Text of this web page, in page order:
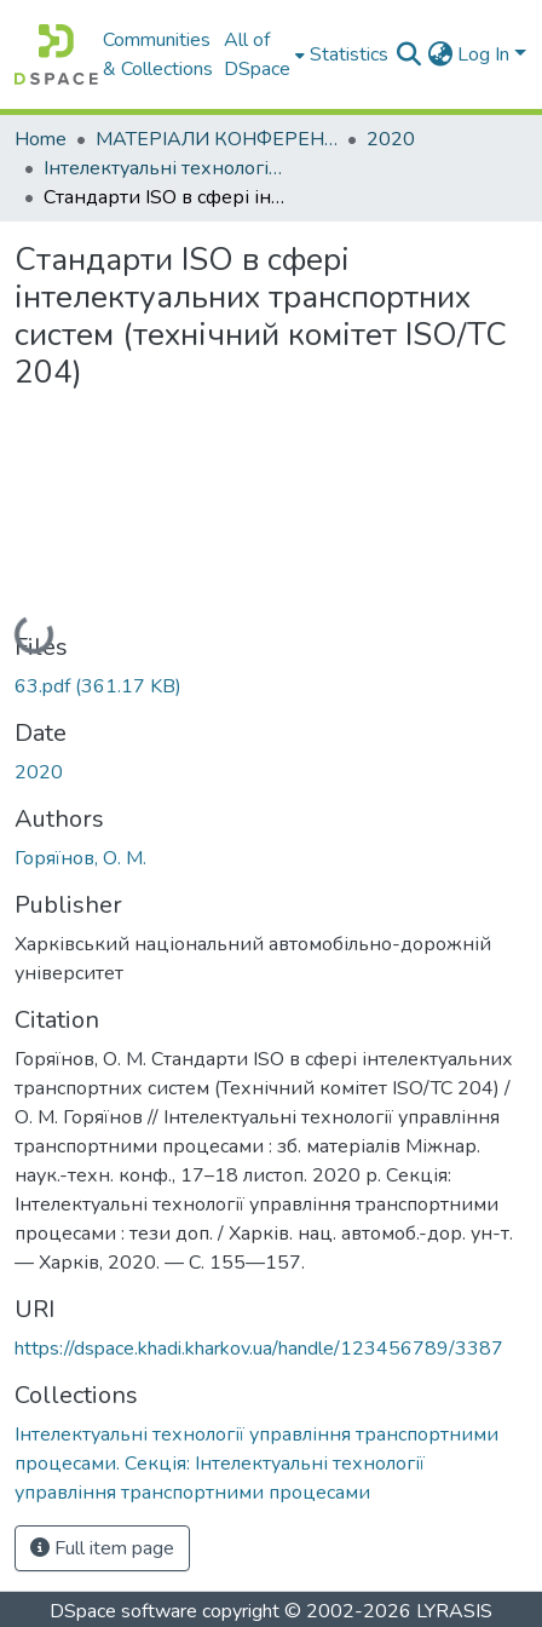
Communities
& Collections
All of
DSpace
Statistics Log In
Home МАТЕРІАЛИ КОНФЕРЕНЦІЙ
2020
Інтелектуальні технології управління транспортними процесами. Секція: Інтелектуальні технології управління транспортними процесами
Стандарти ISO в сфері інтелектуальних транспортних систем (технічний комітет ISO/TC 204)
Стандарти ISO в сфері
інтелектуальних транспортних
систем (технічний комітет ISO/TC
204)
Loading...
Files
63.pdf(361.17 KB)
Date
2020
Authors
Горяїнов, О. М.
Publisher
Харківський національний автомобільно-дорожній
університет
Citation
Горяїнов, О. М. Стандарти ISO в сфері інтелектуальних
транспортних систем (Технічний комітет ISO/TC 204) /
О. М. Горяїнов // Інтелектуальні технології управління
транспортними процесами : зб. матеріалів Міжнар.
наук.-техн. конф., 17–18 листоп. 2020 р. Секція:
Інтелектуальні технології управління транспортними
процесами : тези доп. / Харків. нац. автомоб.-дор. ун-т.
— Харків, 2020. — С. 155—157.
URI
https://dspace.khadi.kharkov.ua/handle/123456789/3387
Collections
Інтелектуальні технології управління транспортними
процесами. Секція: Інтелектуальні технології
управління транспортними процесами
Full item page
DSpace software copyright © 2002-2026 LYRASIS